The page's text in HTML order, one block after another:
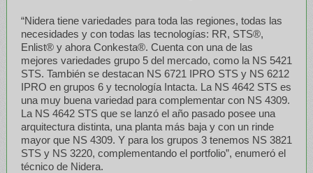
“Nidera tiene variedades para toda las regiones, todas las
necesidades y con todas las tecnologías: RR, STS®,
Enlist® y ahora Conkesta®. Cuenta con una de las
mejores variedades grupo 5 del mercado, como la NS 5421
STS. También se destacan NS 6721 IPRO STS y NS 6212
IPRO en grupos 6 y tecnología Intacta. La NS 4642 STS es
una muy buena variedad para complementar con NS 4309.
La NS 4642 STS que se lanzó el año pasado posee una
arquitectura distinta, una planta más baja y con un rinde
mayor que NS 4309. Y para los grupos 3 tenemos NS 3821
STS y NS 3220, complementando el portfolio”, enumeró el
técnico de Nidera.